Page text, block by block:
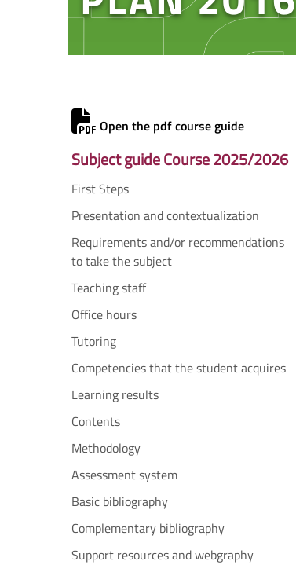
Open the pdf course guide
Subject guide Course 2025/2026
First Steps
Presentation and contextualization
Requirements and/or recommendations
to take the subject
Teaching staff
Office hours
Tutoring
Competencies that the student acquires
Learning results
Contents
Methodology
Assessment system
Basic bibliography
Complementary bibliography
Support resources and webgraphy